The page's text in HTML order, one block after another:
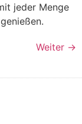
jeder Menge
Weiter →